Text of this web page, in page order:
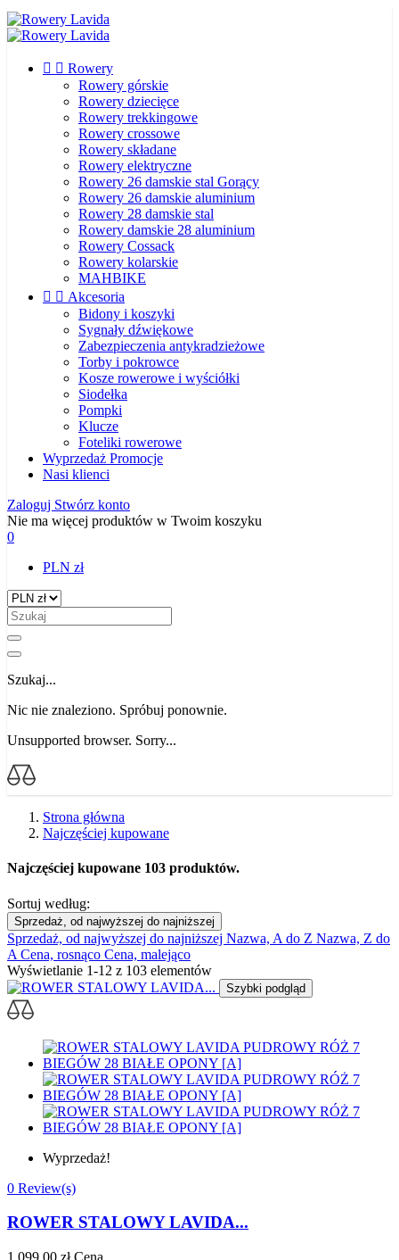
  Rowery
Rowery górskie
Rowery dziecięce
Rowery trekkingowe
Rowery crossowe
Rowery składane
Rowery elektryczne
Rowery 26 damskie stal Gorący
Rowery 26 damskie aluminium
Rowery 28 damskie stal
Rowery damskie 28 aluminium
Rowery Cossack
Rowery kolarskie
MAHBIKE
  Akcesoria
Bidony i koszyki
Sygnały dźwiękowe
Zabezpieczenia antykradzieżowe
Torby i pokrowce
Kosze rowerowe i wyściółki
Siodełka
Pompki
Klucze
Foteliki rowerowe
Wyprzedaż Promocje
Nasi klienci
Zaloguj Stwórz konto
Nie ma więcej produktów w Twoim koszyku
0
PLN zł
Szukaj...
Nic nie znaleziono. Spróbuj ponownie.
Unsupported browser. Sorry...
Strona główna
Najczęściej kupowane
Najczęściej kupowane 103 produktów.
Sortuj według:
Sprzedaż, od najwyższej do najniższej
Sprzedaż, od najwyższej do najniższej Nazwa, A do Z Nazwa, Z do
A Cena, rosnąco Cena, malejąco
Wyświetlanie 1-12 z 103 elementów
Szybki podgląd
Wyprzedaż!
0 Review(s)
ROWER STALOWY LAVIDA...
1 099,00 zł Cena